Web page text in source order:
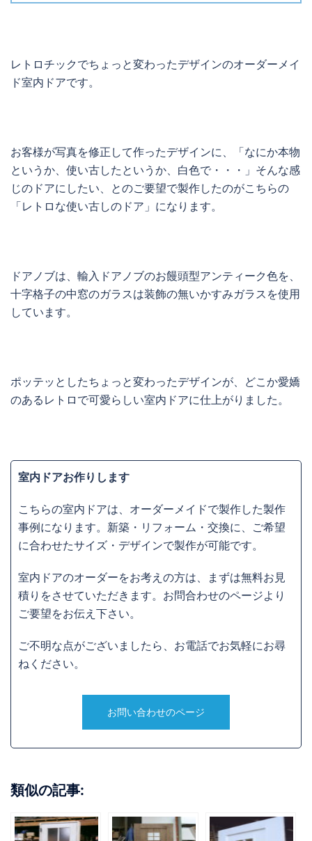
レトロチックでちょっと変わったデザインのオーダーメイ
ド室内ドアです。
お客様が写真を修正して作ったデザインに、「なにか本物
というか、使い古したというか、白色で・・・」そんな感
じのドアにしたい、とのご要望で製作したのがこちらの
「レトロな使い古しのドア」になります。
ドアノブは、輸入ドアノブのお饅頭型アンティーク色を、
十字格子の中窓のガラスは装飾の無いかすみガラスを使用
しています。
ポッテッとしたちょっと変わったデザインが、どこか愛嬌
のあるレトロで可愛らしい室内ドアに仕上がりました。
室内ドアお作りします
こちらの室内ドアは、オーダーメイドで製作した製作
事例になります。新築・リフォーム・交換に、ご希望
に合わせたサイズ・デザインで製作が可能です。
室内ドアのオーダーをお考えの方は、まずは無料お見
積りをさせていただきます。お問合わせのページより
ご要望をお伝え下さい。
ご不明な点がございましたら、お電話でお気軽にお尋
ねください。
類似の記事: